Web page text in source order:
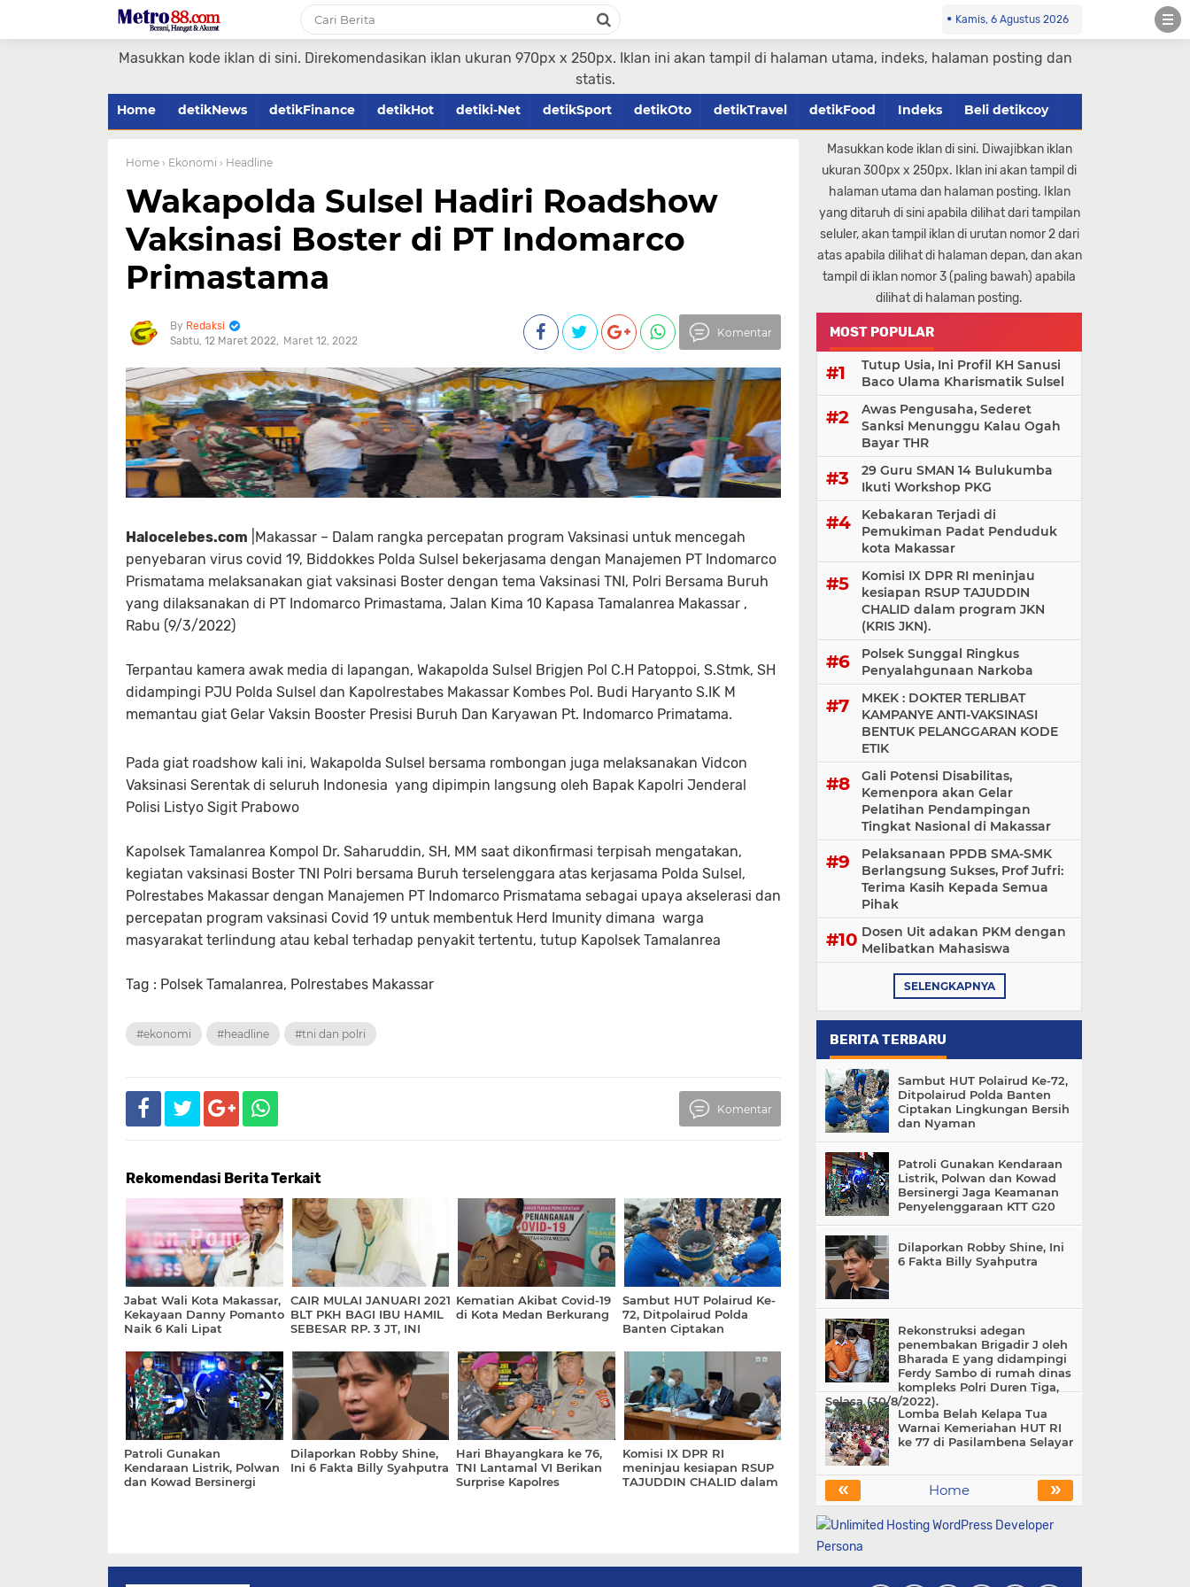
Kamis, 6 Agustus 2026
Masukkan kode iklan di sini. Direkomendasikan iklan ukuran 970px x 250px. Iklan ini akan tampil di halaman utama, indeks, halaman posting dan
statis.
Home detikNews detikFinance detikHot detiki-Net detikSport detikOto detikTravel detikFood Indeks Beli detikcoy
Home › Ekonomi › Headline
Wakapolda Sulsel Hadiri Roadshow
Vaksinasi Boster di PT Indomarco
Primastama
Redaksi
Sabtu, 12 Maret 2022
Maret 12, 2022
Komentar
Halocelebes.com |Makassar – Dalam rangka percepatan program Vaksinasi untuk mencegah
penyebaran virus covid 19, Biddokkes Polda Sulsel bekerjasama dengan Manajemen PT Indomarco
Prismatama melaksanakan giat vaksinasi Boster dengan tema Vaksinasi TNI, Polri Bersama Buruh
yang dilaksanakan di PT Indomarco Primastama, Jalan Kima 10 Kapasa Tamalanrea Makassar ,
Rabu (9/3/2022)
Terpantau kamera awak media di lapangan, Wakapolda Sulsel Brigjen Pol C.H Patoppoi, S.Stmk, SH
didampingi PJU Polda Sulsel dan Kapolrestabes Makassar Kombes Pol. Budi Haryanto S.IK M
memantau giat Gelar Vaksin Booster Presisi Buruh Dan Karyawan Pt. Indomarco Primatama.
Pada giat roadshow kali ini, Wakapolda Sulsel bersama rombongan juga melaksanakan Vidcon
Vaksinasi Serentak di seluruh Indonesia yang dipimpin langsung oleh Bapak Kapolri Jenderal
Polisi Listyo Sigit Prabowo
Kapolsek Tamalanrea Kompol Dr. Saharuddin, SH, MM saat dikonfirmasi terpisah mengatakan,
kegiatan vaksinasi Boster TNI Polri bersama Buruh terselenggara atas kerjasama Polda Sulsel,
Polrestabes Makassar dengan Manajemen PT Indomarco Prismatama sebagai upaya akselerasi dan
percepatan program vaksinasi Covid 19 untuk membentuk Herd Imunity dimana warga
masyarakat terlindung atau kebal terhadap penyakit tertentu, tutup Kapolsek Tamalanrea
Tag : Polsek Tamalanrea, Polrestabes Makassar
#ekonomi #headline #tni dan polri
Komentar
Rekomendasi Berita Terkait
Jabat Wali Kota Makassar,
Kekayaan Danny Pomanto
Naik 6 Kali Lipat
CAIR MULAI JANUARI 2021
BLT PKH BAGI IBU HAMIL
SEBESAR RP. 3 JT, INI
PENCAIRANNYA
Kematian Akibat Covid-19
di Kota Medan Berkurang
Sambut HUT Polairud Ke-
72, Ditpolairud Polda
Banten Ciptakan
Nyaman
Patroli Gunakan
Kendaraan Listrik, Polwan
dan Kowad Bersinergi
Dilaporkan Robby Shine,
Ini 6 Fakta Billy Syahputra
Hari Bhayangkara ke 76,
TNI Lantamal VI Berikan
Surprise Kapolres
Komisi IX DPR RI
meninjau kesiapan RSUP
TAJUDDIN CHALID dalam
Masukkan kode iklan di sini. Diwajibkan iklan
ukuran 300px x 250px. Iklan ini akan tampil di
halaman utama dan halaman posting. Iklan
yang ditaruh di sini apabila dilihat dari tampilan
seluler, akan tampil iklan di urutan nomor 2 dari
atas apabila dilihat di halaman depan, dan akan
tampil di iklan nomor 3 (paling bawah) apabila
dilihat di halaman posting.
MOST POPULAR
Tutup Usia, Ini Profil KH Sanusi
Baco Ulama Kharismatik Sulsel
Awas Pengusaha, Sederet
Sanksi Menunggu Kalau Ogah
Bayar THR
29 Guru SMAN 14 Bulukumba
Ikuti Workshop PKG
Kebakaran Terjadi di
Pemukiman Padat Penduduk
kota Makassar
Komisi IX DPR RI meninjau
kesiapan RSUP TAJUDDIN
CHALID dalam program JKN
(KRIS JKN).
Polsek Sunggal Ringkus
Penyalahgunaan Narkoba
MKEK : DOKTER TERLIBAT
KAMPANYE ANTI-VAKSINASI
BENTUK PELANGGARAN KODE
ETIK
Gali Potensi Disabilitas,
Kemenpora akan Gelar
Pelatihan Pendampingan
Tingkat Nasional di Makassar
Pelaksanaan PPDB SMA-SMK
Berlangsung Sukses, Prof Jufri:
Terima Kasih Kepada Semua
Pihak
Dosen Uit adakan PKM dengan
Melibatkan Mahasiswa
SELENGKAPNYA
BERITA TERBARU
Sambut HUT Polairud Ke-72,
Ditpolairud Polda Banten
Ciptakan Lingkungan Bersih
dan Nyaman
Patroli Gunakan Kendaraan
Listrik, Polwan dan Kowad
Bersinergi Jaga Keamanan
Penyelenggaraan KTT G20
Dilaporkan Robby Shine, Ini
6 Fakta Billy Syahputra
Rekonstruksi adegan
penembakan Brigadir J oleh
Bharada E yang didampingi
Ferdy Sambo di rumah dinas
kompleks Polri Duren Tiga,
Selasa (30/8/2022).
Lomba Belah Kelapa Tua
Warnai Kemeriahan HUT RI
ke 77 di Pasilambena Selayar
« »
Home